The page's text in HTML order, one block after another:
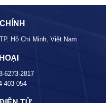
Hồ Chí Minh, Việt Nam
6273-2817
403 054